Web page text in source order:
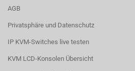
AGB
Privatsphäre und Datenschutz
IP KVM-Switches live testen
KVM LCD-Konsolen Übersicht